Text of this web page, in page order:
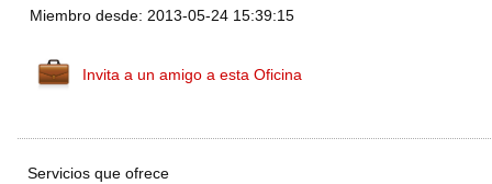
Miembro desde: 2013-05-24 15:39:15
Invita a un amigo a esta Oficina
Servicios que ofrece